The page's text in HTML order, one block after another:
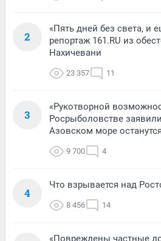
2
«Пять дней без света, и
репортаж 161.RU из
Нахичевани
23 357 11
3
«Рукотворной
Росрыболовстве
Азовском море
9 700 4
4
Что взрывается над
8 456 14
«Повреждены частные